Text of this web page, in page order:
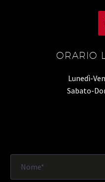
ORARIO
Lunedì-
Sabato-